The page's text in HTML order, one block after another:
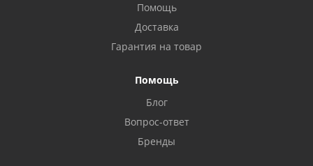
Помощь
Доставка
Гарантия на товар
Помощь
Блог
Вопрос-ответ
Бренды